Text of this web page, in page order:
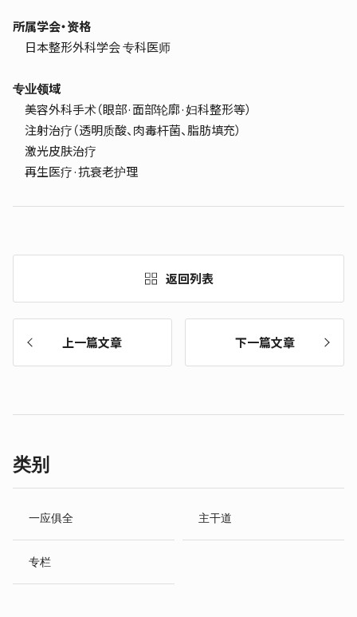
所属学会・资格
日本整形外科学会 专科医师
专业领域
美容外科手术（眼部·面部轮廓·妇科整形等）
注射治疗（透明质酸、肉毒杆菌、脂肪填充）
激光皮肤治疗
再生医疗·抗衰老护理
上一篇文章
返回列表
下一篇文章
类别
一应俱全 主干道
专栏